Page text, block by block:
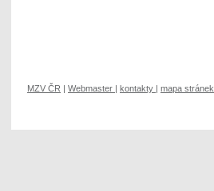
MZV ČR | Webmaster | kontakty | mapa stránek